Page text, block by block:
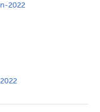
2022